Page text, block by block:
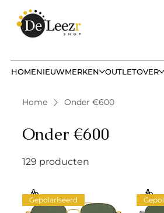
HOMENIEUWMERKEN OUTLETOVER
Home Onder €600
Onder €600
129 producten
Gepolariseerd